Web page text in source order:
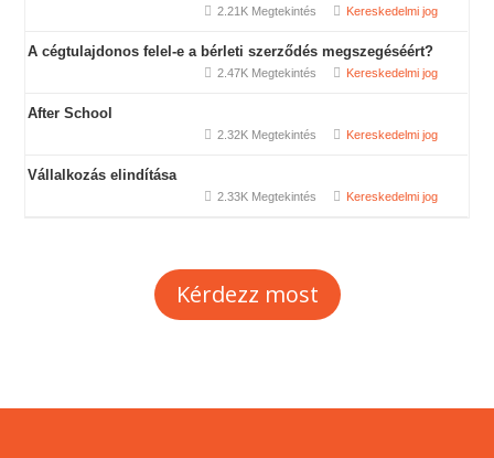
2.21K Megtekintés Kereskedelmi jog
A cégtulajdonos felel-e a bérleti szerződés megszegéséért?
2.47K Megtekintés Kereskedelmi jog
After School
2.32K Megtekintés Kereskedelmi jog
Vállalkozás elindítása
2.33K Megtekintés Kereskedelmi jog
Kérdezz most